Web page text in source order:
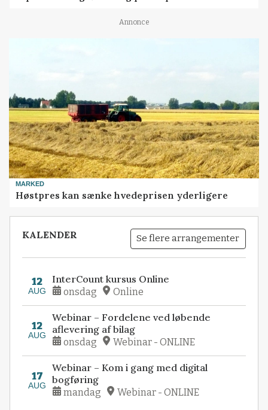
Annonce
MARKED
Høstpres kan sænke hvedeprisen yderligere
KALENDER Se flere arrangementer
12
AUG
InterCount kursus Online
onsdag Online
12
AUG
Webinar – Fordelene ved løbende
aflevering af bilag
onsdag Webinar - ONLINE
17
AUG
Webinar – Kom i gang med digital
bogføring
mandag Webinar - ONLINE